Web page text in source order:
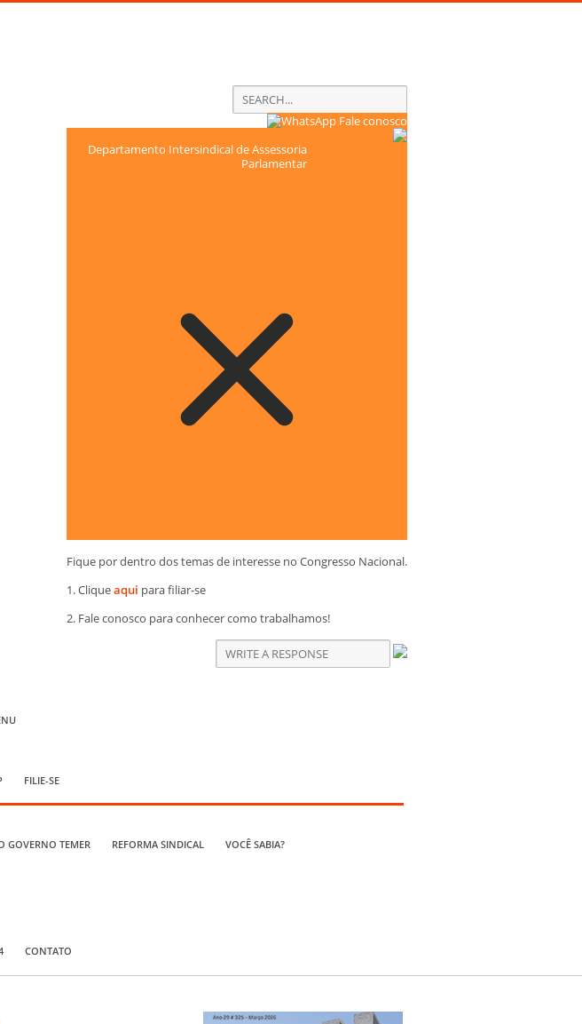
Fale conosco
Departamento Intersindical de Assessoria
Parlamentar
Fique por dentro dos temas de interesse no Congresso Nacional.
1. Cliqueaqui para filiar-se
2. Fale conosco para conhecer como trabalhamos!
FILIE-SE
GOVERNO TEMER REFORMA SINDICAL VOCÊ SABIA?
CONTATO